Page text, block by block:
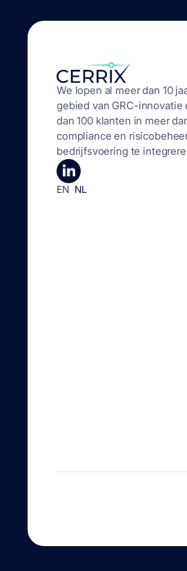
We lopen al meer dan 10
gebied van GRC-innovatie
dan 100 klanten in meer
compliance en
bedrijfsvoering te
EN NL